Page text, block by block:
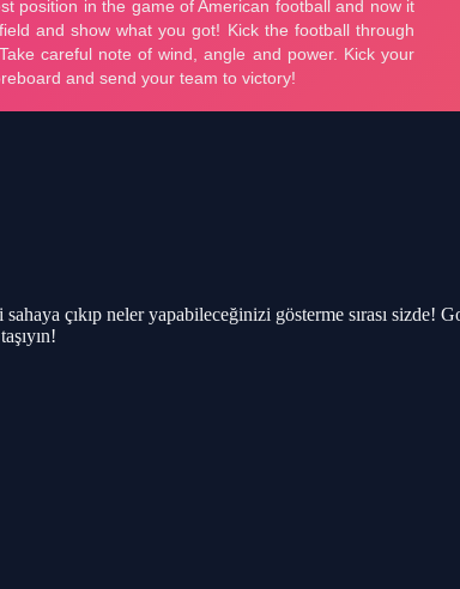
çıkıp neler yapabileceğinizi gösterme sırası sizde!